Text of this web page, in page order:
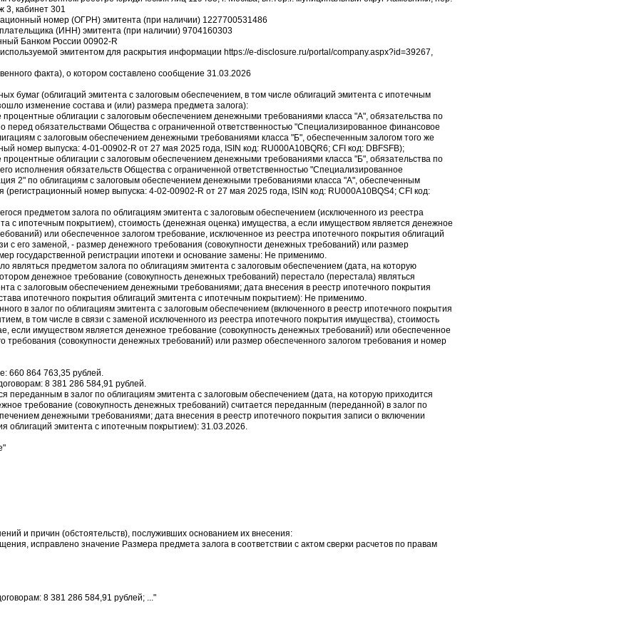
3, кабинет 301
номер (ОГРН) эмитента (при наличии) 1227700531486
(ИНН) эмитента (при наличии) 9704160303
Банком России 00902-R
эмитентом для раскрытия информации https://e-disclosure.ru/portal/company.aspx?id=39267,
факта), о котором составлено сообщение 31.03.2026
бумаг (облигаций эмитента с залоговым обеспечением, в том числе облигаций эмитента с ипотечным
изменение состава и (или) размера предмета залога):
облигации с залоговым обеспечением денежными требованиями класса "А", обязательства по
обязательствами Общества с ограниченной ответственностью "Специализированное финансовое
с залоговым обеспечением денежными требованиями класса "Б", обеспеченным залогом того же
номер выпуска: 4-01-00902-R от 27 мая 2025 года, ISIN код: RU000A10BQR6; CFI код: DBFSFB);
облигации с залоговым обеспечением денежными требованиями класса "Б", обязательства по
исполнения обязательств Общества с ограниченной ответственностью "Специализированное
2" по облигациям с залоговым обеспечением денежными требованиями класса "А", обеспеченным
(регистрационный номер выпуска: 4-02-00902-R от 27 мая 2025 года, ISIN код: RU000A10BQS4; CFI код:
предметом залога по облигациям эмитента с залоговым обеспечением (исключенного из реестра
с ипотечным покрытием), стоимость (денежная оценка) имущества, а если имуществом является денежное
или обеспеченное залогом требование, исключенное из реестра ипотечного покрытия облигаций
с его заменой, - размер денежного требования (совокупности денежных требований) или размер
государственной регистрации ипотеки и основание замены: Не применимо.
являться предметом залога по облигациям эмитента с залоговым обеспечением (дата, на которую
денежное требование (совокупность денежных требований) перестало (перестала) являться
с залоговым обеспечением денежными требованиями; дата внесения в реестр ипотечного покрытия
ипотечного покрытия облигаций эмитента с ипотечным покрытием): Не применимо.
в залог по облигациям эмитента с залоговым обеспечением (включенного в реестр ипотечного покрытия
в том числе в связи с заменой исключенного из реестра ипотечного покрытия имущества), стоимость
если имуществом является денежное требование (совокупность денежных требований) или обеспеченное
требования (совокупности денежных требований) или размер обеспеченного залогом требования и номер
660 864 763,35 рублей.
8 381 286 584,91 рублей.
переданным в залог по облигациям эмитента с залоговым обеспечением (дата, на которую приходится
требование (совокупность денежных требований) считается переданным (переданной) в залог по
денежными требованиями; дата внесения в реестр ипотечного покрытия записи о включении
облигаций эмитента с ипотечным покрытием): 31.03.2026.
и причин (обстоятельств), послуживших основанием их внесения:
исправлено значение Размера предмета залога в соответствии с актом сверки расчетов по правам
8 381 286 584,91 рублей; ..."